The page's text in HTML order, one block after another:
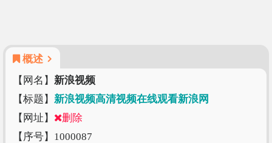
概述
【网名】 新浪视频
【标题】 新浪视频高清视频在线观看新浪网
【网址】
删除
【序号】1000087